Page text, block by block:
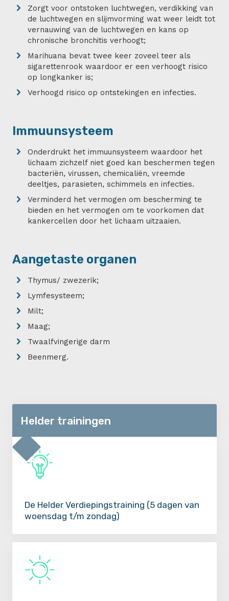
Zorgt voor ontstoken luchtwegen, verdikking van
de luchtwegen en slijmvorming wat weer leidt tot
vernauwing van de luchtwegen en kans op
chronische bronchitis verhoogt;
Marihuana bevat twee keer zoveel teer als
sigarettenrook waardoor er een verhoogt risico
op longkanker is;
Verhoogd risico op ontstekingen en infecties.
Immuunsysteem
Onderdrukt het immuunsysteem waardoor het
lichaam zichzelf niet goed kan beschermen tegen
bacteriën, virussen, chemicaliën, vreemde
deeltjes, parasieten, schimmels en infecties.
Verminderd het vermogen om bescherming te
bieden en het vermogen om te voorkomen dat
kankercellen door het lichaam uitzaaien.
Aangetaste organen
Thymus/ zwezerik;
Lymfesysteem;
Milt;
Maag;
Twaalfvingerige darm
Beenmerg.
Helder trainingen
De Helder Verdiepingstraining (5 dagen van
woensdag t/m zondag)